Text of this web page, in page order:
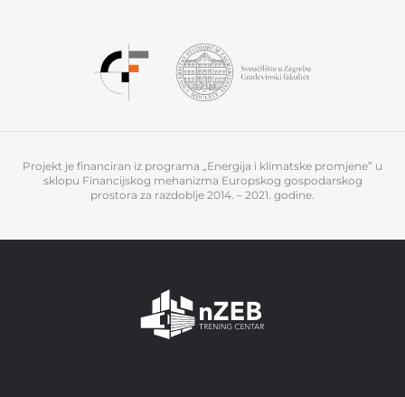
Projekt je financiran iz programa „Energija i klimatske promjene” u
sklopu Financijskog mehanizma Europskog gospodarskog
prostora za razdoblje 2014. – 2021. godine.